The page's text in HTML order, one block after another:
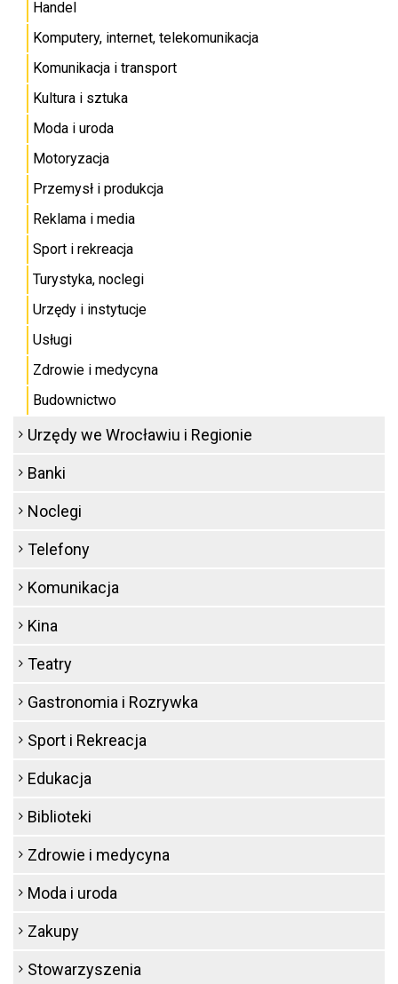
Handel
Komputery, internet, telekomunikacja
Komunikacja i transport
Kultura i sztuka
Moda i uroda
Motoryzacja
Przemysł i produkcja
Reklama i media
Sport i rekreacja
Turystyka, noclegi
Urzędy i instytucje
Usługi
Zdrowie i medycyna
Budownictwo
Urzędy we Wrocławiu i Regionie
Banki
Noclegi
Telefony
Komunikacja
Kina
Teatry
Gastronomia i Rozrywka
Sport i Rekreacja
Edukacja
Biblioteki
Zdrowie i medycyna
Moda i uroda
Zakupy
Stowarzyszenia